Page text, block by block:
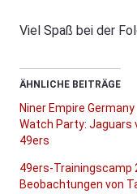
Viel Spaß bei der
ÄHNLICHE BEITRÄGE
Niner Empire Germany
Watch Party: Jaguars
49ers
49ers-Trainingscamp
Beobachtungen von